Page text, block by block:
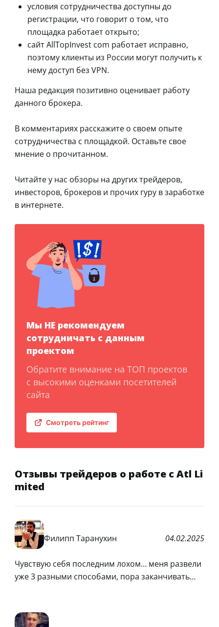
условия сотрудничества доступны до
регистрации, что говорит о том, что
площадка работает открыто;
сайт AllTopInvest com работает исправно,
поэтому клиенты из России могут получить к
нему доступ без VPN.
Наша редакция позитивно оценивает работу
данного брокера.
В комментариях расскажите о своем опыте
сотрудничества с площадкой. Оставьте свое
мнение о прочитанном.
Читайте у нас обзоры на других трейдеров,
инвесторов, брокеров и прочих гуру в заработке
в интернете.
Мы НЕ рекомендуем
сотрудничать с данным
проектом
Обратите внимание на ТОП проектов
с высокими оценками посетителей
сайта
Смотреть рейтинг
Отзывы трейдеров о работе с Atl Li
mited
Филипп Таранухин 04.02.2025
Чувствую себя последним лохом… меня развели
уже 3 разными способами, пора заканчивать…